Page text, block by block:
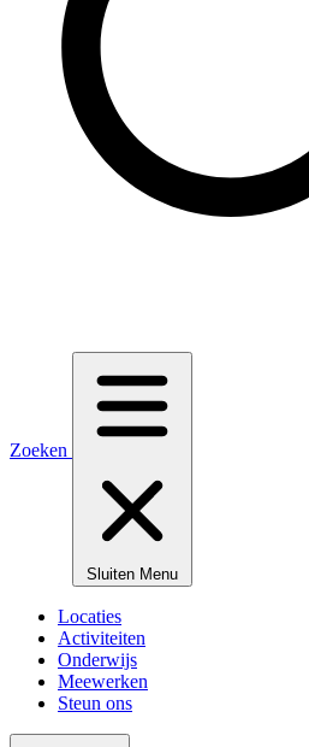
Zoeken
Sluiten Menu
Locaties
Activiteiten
Onderwijs
Meewerken
Steun ons